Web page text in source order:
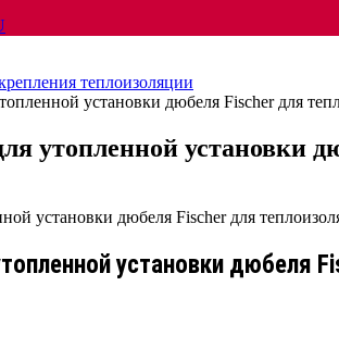
теплоизоляции
установки дюбеля Fischer для
утопленной установки
установки дюбеля